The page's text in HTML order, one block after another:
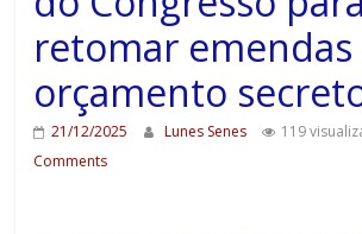
retomar emendas
orçamento
21/12/2025 Lunes Senes 119
Comments